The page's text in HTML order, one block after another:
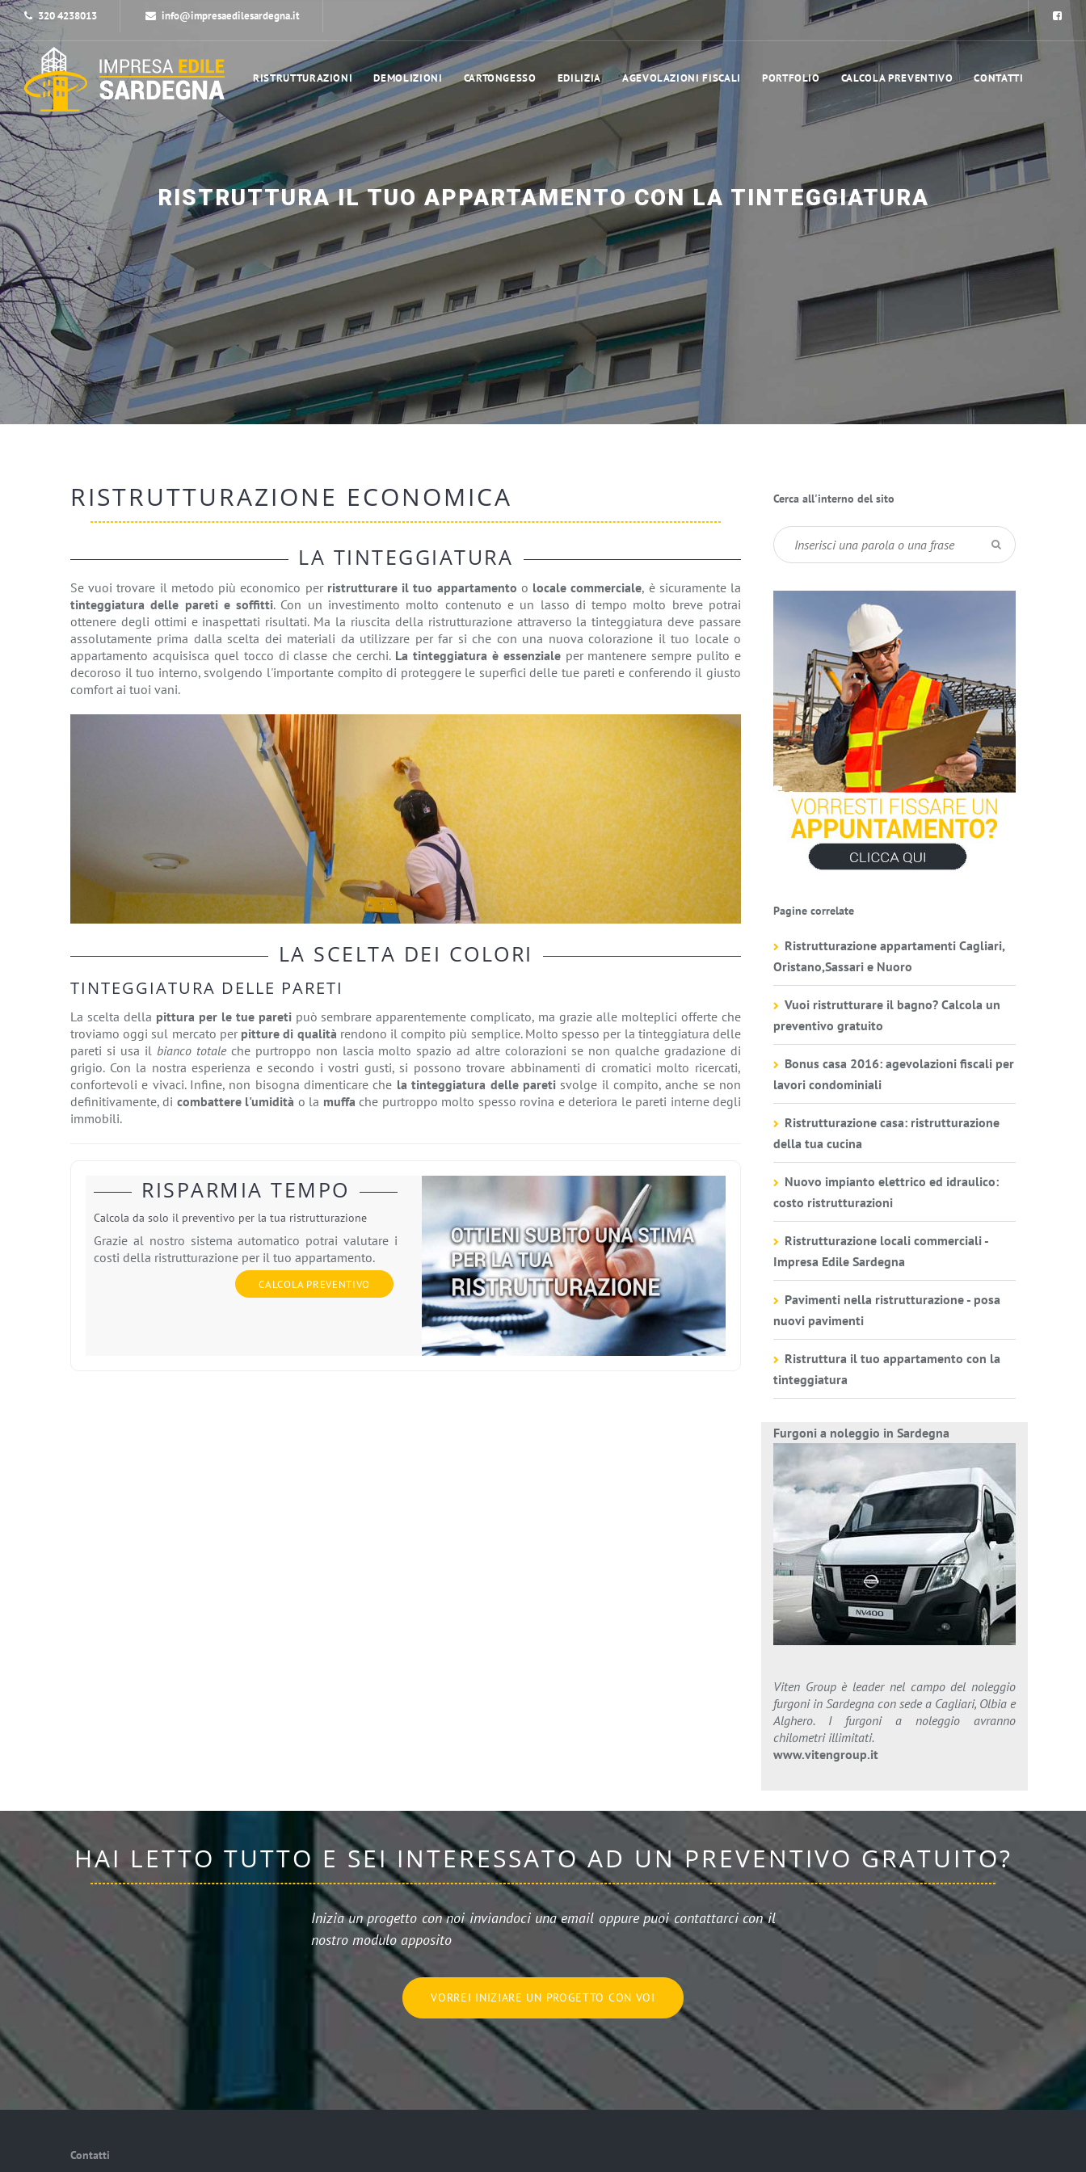
320 4238013 info@impresaedilesardegna.it
RISTRUTTURAZIONI DEMOLIZIONI CARTONGESSO EDILIZIA AGEVOLAZIONI FISCALI PORTFOLIO CALCOLA PREVENTIVO CONTATTI
RISTRUTTURA IL TUO APPARTAMENTO CON LA TINTEGGIATURA
RISTRUTTURAZIONE ECONOMICA
LA TINTEGGIATURA
Se vuoi trovare il metodo più economico per ristrutturare il tuo appartamento o locale commerciale, è sicuramente la
tinteggiatura delle pareti e soffitti. Con un investimento molto contenuto e un lasso di tempo molto breve potrai
ottenere degli ottimi e inaspettati risultati. Ma la riuscita della ristrutturazione attraverso la tinteggiatura deve passare
assolutamente prima dalla scelta dei materiali da utilizzare per far si che con una nuova colorazione il tuo locale o
appartamento acquisisca quel tocco di classe che cerchi. La tinteggiatura è essenzialeper mantenere sempre pulito e
decoroso il tuo interno, svolgendo l'importante compito di proteggere le superfici delle tue pareti e conferendo il giusto
comfort ai tuoi vani.
LA SCELTA DEI COLORI
TINTEGGIATURA DELLE PARETI
La scelta della pittura per le tue paretipuò sembrare apparentemente complicato, ma grazie alle molteplici offerte che
troviamo oggi sul mercato per pitture di qualitàrendono il compito più semplice. Molto spesso per la tinteggiatura delle
pareti si usa il bianco totaleche purtroppo non lascia molto spazio ad altre colorazioni se non qualche gradazione di
grigio. Con la nostra esperienza e secondo i vostri gusti, si possono trovare abbinamenti di cromatici molto ricercati,
confortevoli e vivaci. Infine, non bisogna dimenticare che la tinteggiatura delle paretisvolge il compito, anche se non
definitivamente, di combattere l'umidità o la muffache purtroppo molto spesso rovina e deteriora le pareti interne degli
immobili.
RISPARMIA TEMPO
Calcola da solo il preventivo per la tua ristrutturazione
Grazie al nostro sistema automatico potrai valutare i
costi della ristrutturazione per il tuo appartamento.
CALCOLA PREVENTIVO
Cerca all'interno del sito
Pagine correlate
Ristrutturazione appartamenti Cagliari,
Oristano,Sassari e Nuoro
Vuoi ristrutturare il bagno? Calcola un
preventivo gratuito
Bonus casa 2016: agevolazioni fiscali per
lavori condominiali
Ristrutturazione casa: ristrutturazione
della tua cucina
Nuovo impianto elettrico ed idraulico:
costo ristrutturazioni
Ristrutturazione locali commerciali -
Impresa Edile Sardegna
Pavimenti nella ristrutturazione - posa
nuovi pavimenti
Ristruttura il tuo appartamento con la
tinteggiatura
Furgoni a noleggio in Sardegna
Viten Group è leader nel campo del noleggio
furgoni in Sardegna con sede a Cagliari, Olbia e
Alghero. I furgoni a noleggio avranno
chilometri illimitati.
www.vitengroup.it
HAI LETTO TUTTO E SEI INTERESSATO AD UN PREVENTIVO GRATUITO?
Inizia un progetto con noi inviandoci una email oppure puoi contattarci con il
nostro modulo apposito
VORREI INIZIARE UN PROGETTO CON VOI
Contatti